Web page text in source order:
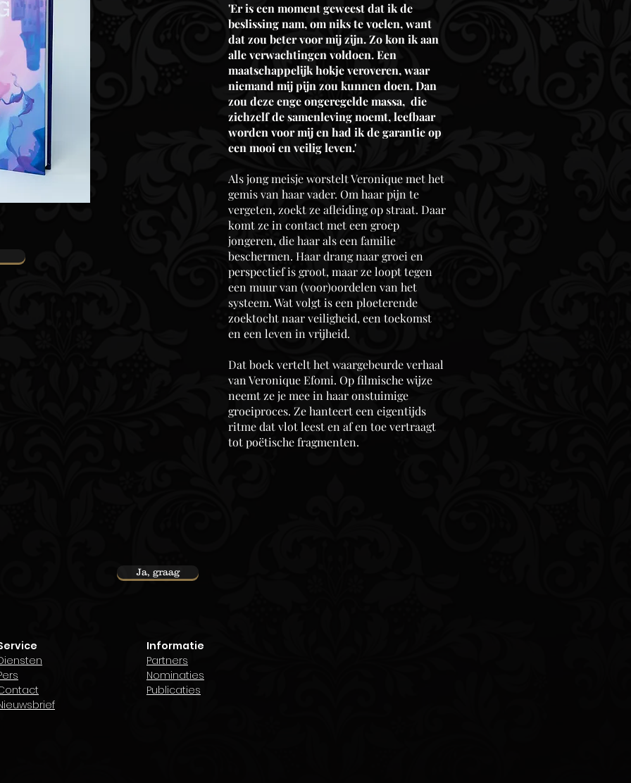
'Er is een moment geweest dat ik de
beslissing nam, om niks te voelen, want
dat zou beter voor mij zijn. Zo kon ik aan
alle verwachtingen voldoen. Een
maatschappelijk hokje veroveren, waar
niemand mij pijn zou kunnen doen. Dan
zou deze enge ongeregelde massa, die
zichzelf de samenleving noemt, leefbaar
worden voor mij en had ik de garantie op
een mooi en veilig leven.'
Als jong meisje worstelt Veronique met het
gemis van haar vader. Om haar pijn te
vergeten, zoekt ze afleiding op straat. Daar
komt ze in contact met een groep
jongeren, die haar als een familie
beschermen. Haar drang naar groei en
perspectief is groot, maar ze loopt tegen
een muur van (voor)oordelen van het
systeem. Wat volgt is een ploeterende
zoektocht naar veiligheid, een toekomst
en een leven in vrijheid.
Dat boek vertelt het waargebeurde verhaal
van Veronique Efomi. Op filmische wijze
neemt ze je mee in haar onstuimige
groeiproces. Ze hanteert een eigentijds
ritme dat vlot leest en af en toe vertraagt
tot poëtische fragmenten.
Ja, graag
Informatie
Partners
Nominaties
Publicaties